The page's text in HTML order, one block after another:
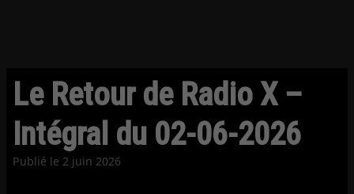
Le Retour de Radio X –
Intégral du 02-06-2026
Publié le 2 juin 2026